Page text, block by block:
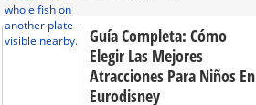
Guía Completa: Cómo
Elegir Las Mejores
Atracciones Para Niños En
Eurodisney